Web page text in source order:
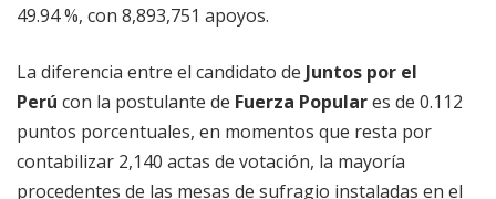
49.94 %, con 8,893,751 apoyos.
La diferencia entre el candidato de Juntos por el
Perú con la postulante de Fuerza Populares de 0.112
puntos porcentuales, en momentos que resta por
contabilizar 2,140 actas de votación, la mayoría
procedentes de las mesas de sufragio instaladas en el